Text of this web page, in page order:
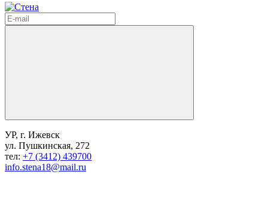
УР, г. Ижевск
ул. Пушкинская, 272
тел: +7 (3412) 439700
info.stena18@mail.ru